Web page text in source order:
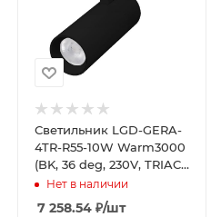
Светильник LGD-GERA-
4TR-R55-10W Warm3000
(BK, 36 deg, 230V, TRIAC)
(Arlight, IP20 Металл, 5
Нет в наличии
7 258.54₽/шт